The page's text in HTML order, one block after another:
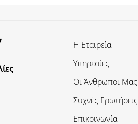
Η Εταιρεία
Υπηρεσίες
Οι Άνθρωποι Μας
Συχνές Ερωτήσεις
Επικοινωνία